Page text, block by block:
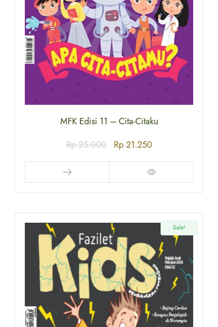
MFK Edisi 11 – Cita-Citaku
Rp25.000 Rp21.250
Sale!